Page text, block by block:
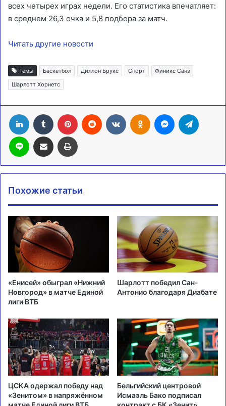
всех четырех играх недели. Его статистика впечатляет:
в среднем 26,3 очка и 5,8 подбора за матч.
Читать другие новости
Темы Баскетбол Диллон Брукс Спорт
Финикс Санз
Шарлотт Хорнетс
LinkedIn Tumblr Pinterest Reddit ВконтактеОдноклассники
Messenger
Line Поделиться через электронную почту Печатать
Похожие статьи
«Енисей» обыграл «Нижний
Новгород» в матче Единой
лиги ВТБ
Шарлотт победил Сан-
Антонио благодаря Диабате
ЦСКА одержал победу над
«Зенитом» в напряжённом
Бельгийский центровой
Исмаэль Бако подписал